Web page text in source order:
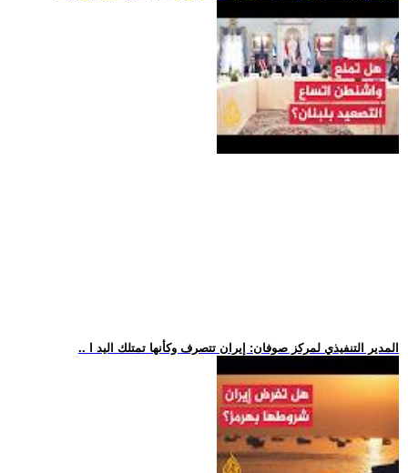
.. المدير التنفيذي لمركز صوفان: إيران تتصرف وكأنها تمتلك اليد ا